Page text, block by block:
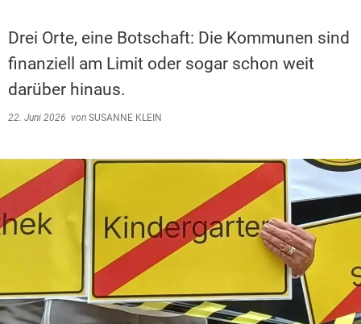
Drei Orte, eine Botschaft: Die Kommunen sind
finanziell am Limit oder sogar schon weit
darüber hinaus.
22. Juni 2026 von SUSANNE KLEIN